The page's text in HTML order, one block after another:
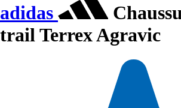
adidas
trail Terrex Agravic